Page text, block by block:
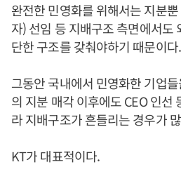
완전한 민영화를 위해서는 지분
자) 선임 등 지배구조 측면에서도
단한 구조를 갖춰야하기 때문이다.
그동안 국내에서 민영화한 기업
의 지분 매각 이후에도 CEO 인선
라 지배구조가 흔들리는 경우가
KT가 대표적이다.